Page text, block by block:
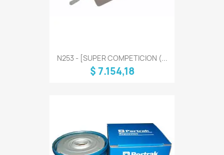
N253 - [SUPER COMPETICION (...
$ 7.154,18